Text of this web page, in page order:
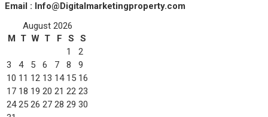
Email : Info@Digitalmarketingproperty.com
August 2026
M T W T F S
S
1
2
3
4 5 6 7 8
9
10 11 12 13 14 15 16
17 18 19 20 21 22 23
24 25 26 27 28 29 30